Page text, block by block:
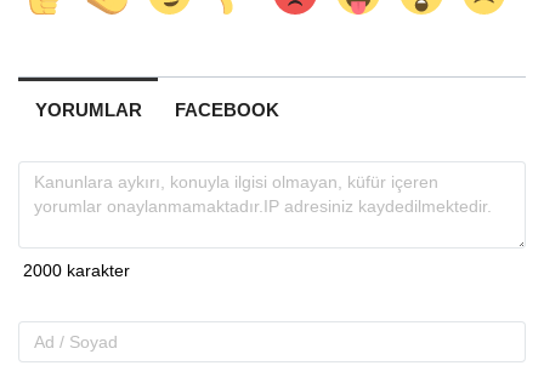
YORUMLAR FACEBOOK